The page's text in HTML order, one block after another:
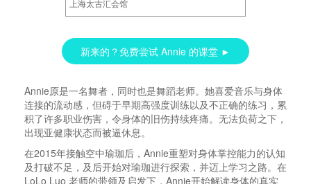
上海太古汇会馆
新来的？免费尝试 Annie 的课堂 ►
Annie原是一名舞者，同时也是舞蹈老师。她喜爱音乐与身体
连接的流动感，但碍于早期高强度训练以及不正确的练习，累
积了许多职业伤害，令身体的旧伤持续疼痛。无法负荷之下，
出现亚健康状态而被逼休息。
在2015年接触空中瑜珈后，Annie重塑对身体掌控能力的认知
及打破不足，及后开始对瑜珈进行探索，并迈上学习之路。在
LoLo Luo 老师的带领及启发下，Annie开始解读身体的真实